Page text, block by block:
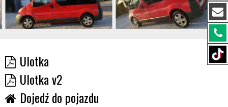
Ulotka
Ulotka v2
Dojedź do pojazdu